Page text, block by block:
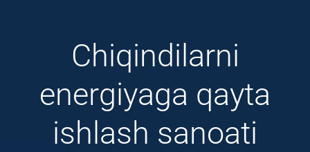
Chiqindilarni
energiyaga qayta
ishlash sanoati